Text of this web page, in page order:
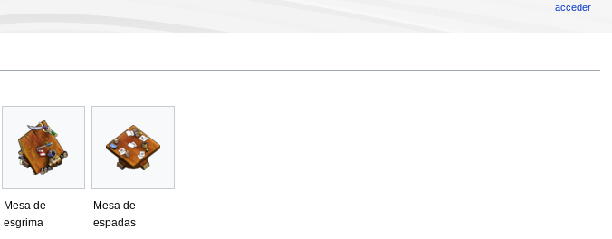
Mesa de
esgrima
Mesa de
espadas
acceder